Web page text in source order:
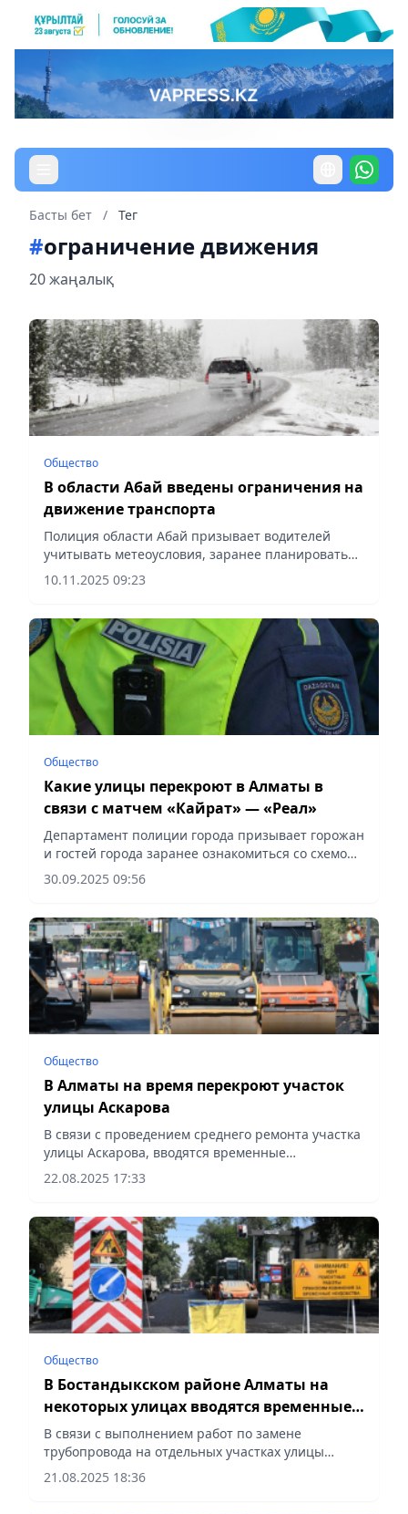
Басты бет / Тег
#ограничение движения
20 жаңалық
Общество
В области Абай введены ограничения на
движение транспорта
Полиция области Абай призывает водителей
учитывать метеоусловия, заранее планировать
маршруты, сообщает Vecher.kz.
10.11.2025 09:23
Общество
Какие улицы перекроют в Алматы в
связи с матчем «Кайрат» — «Реал»
Департамент полиции города призывает горожан
и гостей города заранее ознакомиться со схемой
ограничения, сообщает Vecher.kz.
30.09.2025 09:56
Общество
В Алматы на время перекроют участок
улицы Аскарова
В связи с проведением среднего ремонта участка
улицы Аскарова, вводятся временные
ограничения движения, сообщает Vecher.kz.
22.08.2025 17:33
Общество
В Бостандыкском районе Алматы на
некоторых улицах вводятся временные
ограничения для движения транспорта
В связи с выполнением работ по замене
трубопровода на отдельных участках улицы
Мынбаева временно будет ограничено движение
автотранспорта, сообщает Vecher.kz.
21.08.2025 18:36